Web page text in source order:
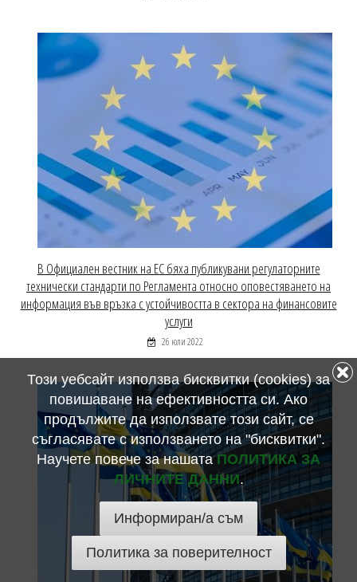
В Официален вестник на ЕС бяха публикувани регулаторните
технически стандарти по Регламента относно оповестяването на
информация във връзка с устойчивостта в сектора на финансовите
услуги
26 юли 2022
Този уебсайт използва бисквитки (cookies) за
повишаване на ефективността си. Ако
продължите да използвате този сайт, се
съгласявате с използването на "бисквитки".
Научете повече за нашатаПОЛИТИКА ЗА
ЛИЧНИТЕ ДАННИ.
Информиран/а съм
Политика за поверителност